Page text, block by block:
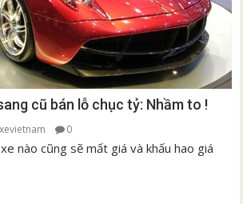
cũ bán lỗ chục tỷ: Nhầm to !
0
nào cũng sẽ mất giá và khấu hao giá